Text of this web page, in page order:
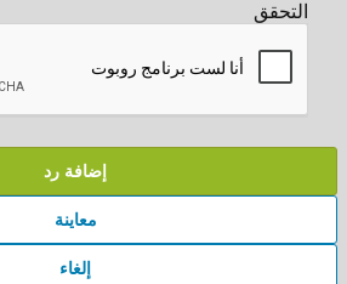
التحقق
إضافة رد
معاينة
إلغاء